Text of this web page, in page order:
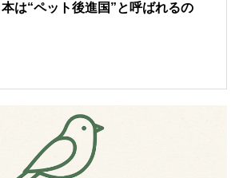
は“ペット後進国”と呼ばれるの